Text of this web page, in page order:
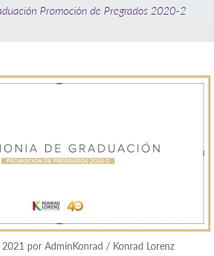
Promoción de Pregrados 2020-2
por AdminKonrad / Konrad Lorenz